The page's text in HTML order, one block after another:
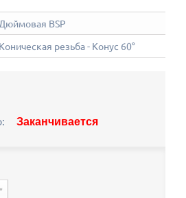
Дюймовая BSP
Коническая резьба - Конус 60°
Заканчивается